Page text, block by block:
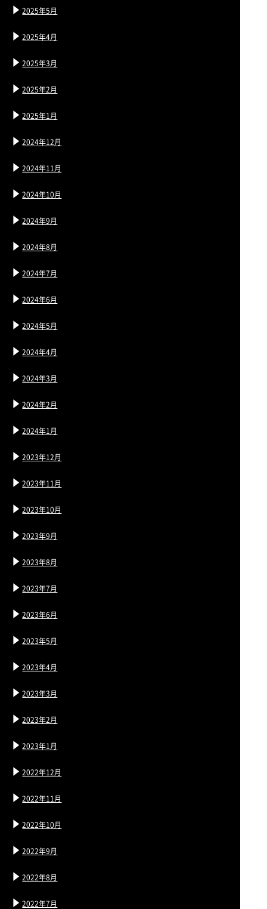
2025年5月
2025年4月
2025年3月
2025年2月
2025年1月
2024年12月
2024年11月
2024年10月
2024年9月
2024年8月
2024年7月
2024年6月
2024年5月
2024年4月
2024年3月
2024年2月
2024年1月
2023年12月
2023年11月
2023年10月
2023年9月
2023年8月
2023年7月
2023年6月
2023年5月
2023年4月
2023年3月
2023年2月
2023年1月
2022年12月
2022年11月
2022年10月
2022年9月
2022年8月
2022年7月